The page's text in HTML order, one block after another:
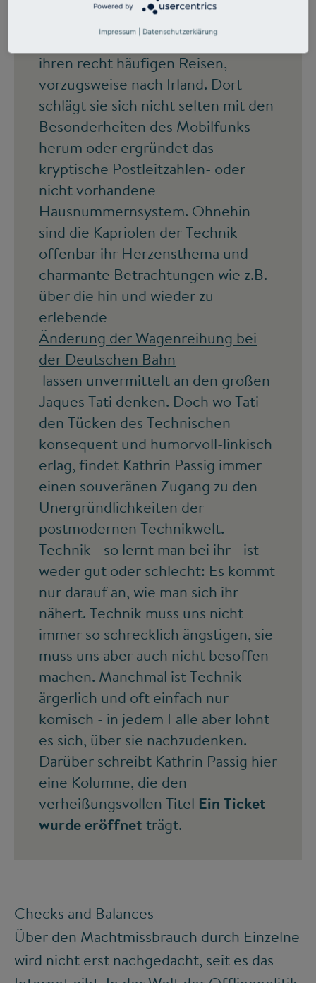
Wer Kathrin Passigs Texte im
Techniktagebuchliest, erfährt von
ihren recht häufigen Reisen,
vorzugsweise nach Irland. Dort
schlägt sie sich nicht selten mit den
Besonderheiten des Mobilfunks
herum oder ergründet das
kryptische Postleitzahlen- oder
nicht vorhandene
Hausnummernsystem. Ohnehin
sind die Kapriolen der Technik
offenbar ihr Herzensthema und
charmante Betrachtungen wie z.B.
über die hin und wieder zu
erlebende
Änderung der Wagenreihung bei
der Deutschen Bahn
lassen unvermittelt an den großen
Jaques Tati denken. Doch wo Tati
den Tücken des Technischen
konsequent und humorvoll-linkisch
erlag, findet Kathrin Passig immer
einen souveränen Zugang zu den
Unergründlichkeiten der
postmodernen Technikwelt.
Technik - so lernt man bei ihr - ist
weder gut oder schlecht: Es kommt
nur darauf an, wie man sich ihr
nähert. Technik muss uns nicht
immer so schrecklich ängstigen, sie
muss uns aber auch nicht besoffen
machen. Manchmal ist Technik
ärgerlich und oft einfach nur
komisch - in jedem Falle aber lohnt
es sich, über sie nachzudenken.
Darüber schreibt Kathrin Passig hier
eine Kolumne, die den
verheißungsvollen Titel Ein Ticket
wurde eröffnet trägt.
Checks and Balances
Über den Machtmissbrauch durch Einzelne
wird nicht erst nachgedacht, seit es das
Powered by
Impressum Datenschutzerklärung